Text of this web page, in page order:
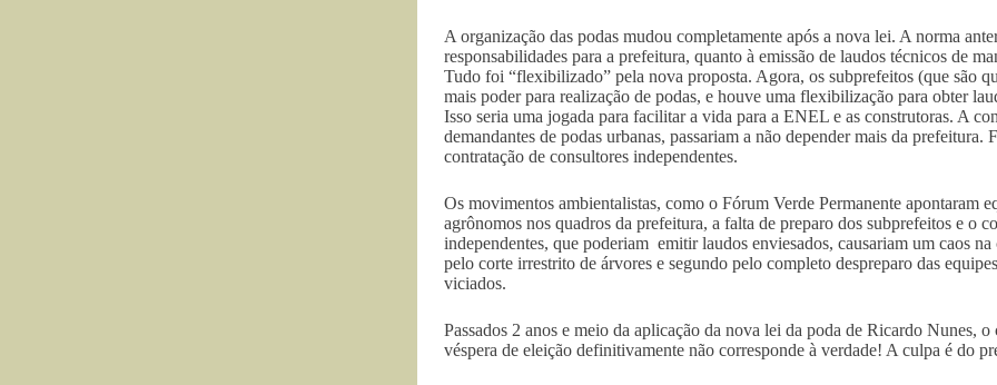
A organização das podas mudou completamente após a nova lei. A norma
responsabilidades para a prefeitura, quanto à emissão de laudos técnicos de
Tudo foi “flexibilizado” pela nova proposta. Agora, os subprefeitos (que são
mais poder para realização de podas, e houve uma flexibilização para obter
Isso seria uma jogada para facilitar a vida para a ENEL e as construtoras. A
demandantes de podas urbanas, passariam a não depender mais da
contratação de consultores independentes.
Os movimentos ambientalistas, como o Fórum Verde Permanente apontaram
agrônomos nos quadros da prefeitura, a falta de preparo dos subprefeitos e o
independentes, que poderiam emitir laudos enviesados, causariam um caos
pelo corte irrestrito de árvores e segundo pelo completo despreparo das
viciados.
Passados 2 anos e meio da aplicação da nova lei da poda de Ricardo Nunes,
véspera de eleição definitivamente não corresponde à verdade! A culpa é do